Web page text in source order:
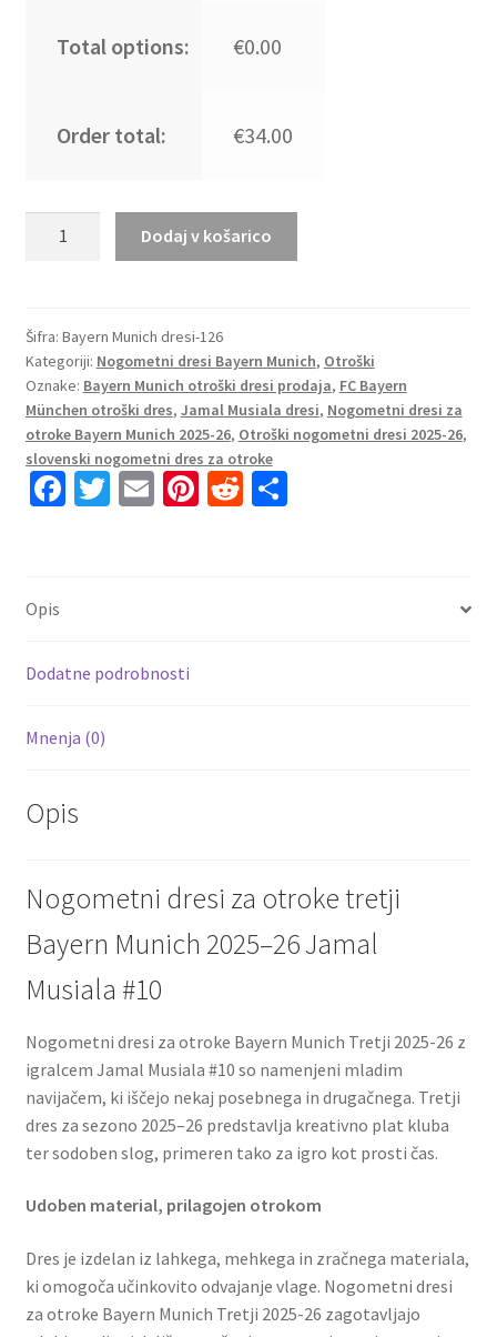
Total options: €0.00
Order total: €34.00
Bayern
Munich
Jamal
Musiala
#10
Tretji
2025-
Dodaj v košarico
Šifra: Bayern Munich dresi-126
Kategoriji: Nogometni dresi Bayern Munich, Otroški
Oznake: Bayern Munich otroški dresi prodaja, FC Bayern
München otroški dres, Jamal Musiala dresi, Nogometni dresi za
otroke Bayern Munich 2025-26, Otroški nogometni dresi 2025-26,
slovenski nogometni dres za otroke
Fa
k
T E Pi R S
Opis
Dodatne podrobnosti
Mnenja (0)
Opis
Nogometni dresi za otroke tretji
Bayern Munich 2025–26 Jamal
Musiala #10
Nogometni dresi za otroke Bayern Munich Tretji 2025-26 z
igralcem Jamal Musiala #10 so namenjeni mladim
navijačem, ki iščejo nekaj posebnega in drugačnega. Tretji
dres za sezono 2025–26 predstavlja kreativno plat kluba
ter sodoben slog, primeren tako za igro kot prosti čas.
Udoben material, prilagojen otrokom
Dres je izdelan iz lahkega, mehkega in zračnega materiala,
ki omogoča učinkovito odvajanje vlage. Nogometni dresi
za otroke Bayern Munich Tretji 2025-26 zagotavljajo